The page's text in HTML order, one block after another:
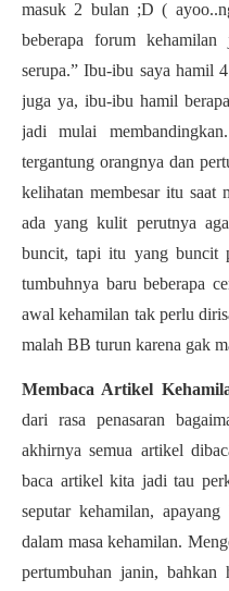
masuk 2 bulan ;D (
beberapa forum kehamilan
serupa.” Ibu-ibu saya hamil
juga ya, ibu-ibu hamil
jadi mulai
tergantung orangnya dan
kelihatan membesar itu saat
ada yang kulit perutnya
buncit, tapi itu yang buncit
tumbuhnya baru beberapa
awal kehamilan tak perlu
malah BB turun karena gak
Membaca Artikel
dari rasa penasaran
akhirnya semua artikel
baca artikel kita jadi tau
seputar kehamilan,
dalam masa kehamilan.
pertumbuhan janin,